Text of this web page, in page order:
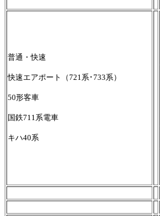
普通・快速
快速エアポート（721系･733系）
50形客車
国鉄711系電車
キハ40系